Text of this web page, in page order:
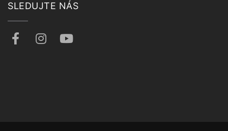
SLEDUJTE NÁS